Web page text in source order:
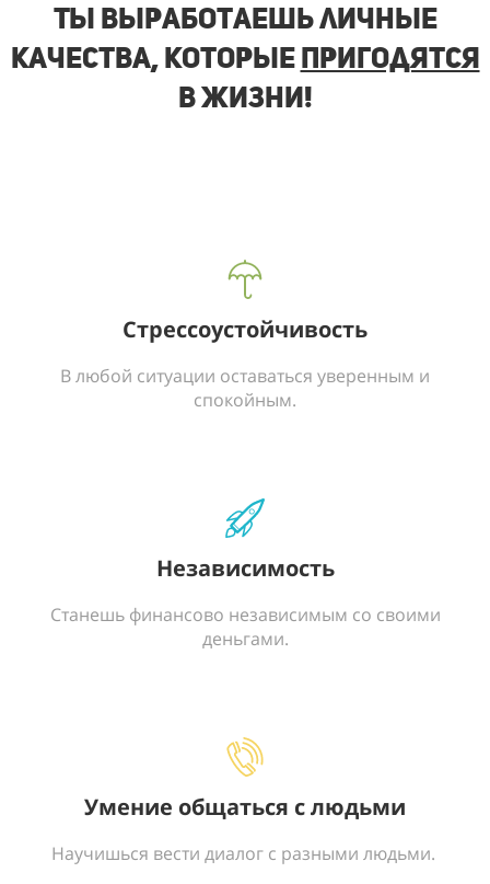
Ты выработаешь личные
качества, которыепригодятся
в жизни!
Стрессоустойчивость
В любой ситуации оставаться уверенным и
спокойным.
Независимость
Станешь финансово независимым со своими
деньгами.
Умение общаться с людьми
Научишься вести диалог с разными людьми.